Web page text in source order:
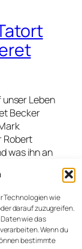
Technologien wie
darauf zuzugreifen.
wie das
Wenn du
bestimmte
Leben
Becker
Robert
was ihn an
dass Meret
ich nicht
Mädchen,
wird! Wie